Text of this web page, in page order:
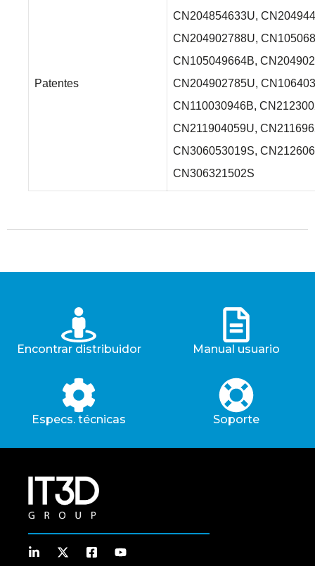
Patentes
CN204854633U,
CN204902788U,
CN105049664B,
CN204902785U,
CN110030946B,
CN211904059U,
CN306053019S,
CN306321502S
Encontrar distribuidor Manual usuario
Especs. técnicas Soporte